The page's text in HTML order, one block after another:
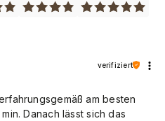
verifiziert
am besten
Danach lässt sich das